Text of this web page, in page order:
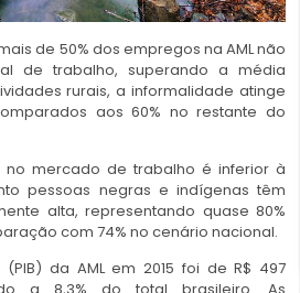
de 50% dos empregos na AML não
de trabalho, superando a média
rurais, a informalidade atinge
aos 60% no restante do
no mercado de trabalho é inferior à
pessoas negras e indígenas têm
alta, representando quase 80%
com 74% no cenário nacional.
da AML em 2015 foi de R$ 497